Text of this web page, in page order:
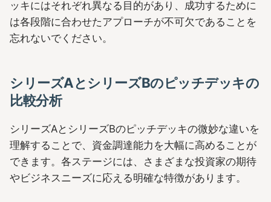
ッキにはそれぞれ異なる目的があり、成功するために
は各段階に合わせたアプローチが不可欠であることを
忘れないでください。
シリーズAとシリーズBのピッチデッキの
比較分析
シリーズAとシリーズBのピッチデッキの微妙な違いを
理解することで、資金調達能力を大幅に高めることが
できます。各ステージには、さまざまな投資家の期待
やビジネスニーズに応える明確な特徴があります。